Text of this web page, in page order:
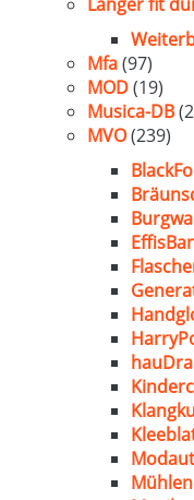
Mfa(97)
MOD(19)
Musica-DB
MVO(239)